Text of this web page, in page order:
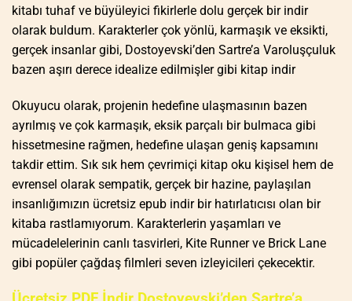
kitabı tuhaf ve büyüleyici fikirlerle dolu gerçek bir indir
olarak buldum. Karakterler çok yönlü, karmaşık ve eksikti,
gerçek insanlar gibi, Dostoyevski’den Sartre’a Varoluşçuluk
bazen aşırı derece idealize edilmişler gibi kitap indir
Okuyucu olarak, projenin hedefine ulaşmasının bazen
ayrılmış ve çok karmaşık, eksik parçalı bir bulmaca gibi
hissetmesine rağmen, hedefine ulaşan geniş kapsamını
takdir ettim. Sık sık hem çevrimiçi kitap oku kişisel hem de
evrensel olarak sempatik, gerçek bir hazine, paylaşılan
insanlığımızın ücretsiz epub indir bir hatırlatıcısı olan bir
kitaba rastlamıyorum. Karakterlerin yaşamları ve
mücadelelerinin canlı tasvirleri, Kite Runner ve Brick Lane
gibi popüler çağdaş filmleri seven izleyicileri çekecektir.